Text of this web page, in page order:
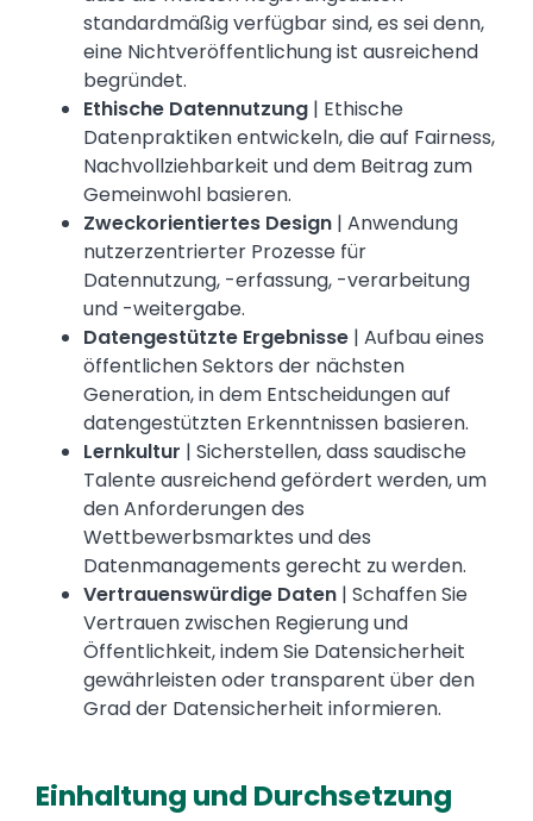
standardmäßig verfügbar sind, es sei denn,
eine Nichtveröffentlichung ist ausreichend
begründet.
Ethische Datennutzung | Ethische
Datenpraktiken entwickeln, die auf Fairness,
Nachvollziehbarkeit und dem Beitrag zum
Gemeinwohl basieren.
Zweckorientiertes Design | Anwendung
nutzerzentrierter Prozesse für
Datennutzung, -erfassung, -verarbeitung
und -weitergabe.
Datengestützte Ergebnisse | Aufbau eines
öffentlichen Sektors der nächsten
Generation, in dem Entscheidungen auf
datengestützten Erkenntnissen basieren.
Lernkultur | Sicherstellen, dass saudische
Talente ausreichend gefördert werden, um
den Anforderungen des
Wettbewerbsmarktes und des
Datenmanagements gerecht zu werden.
Vertrauenswürdige Daten | Schaffen Sie
Vertrauen zwischen Regierung und
Öffentlichkeit, indem Sie Datensicherheit
gewährleisten oder transparent über den
Grad der Datensicherheit informieren.
Einhaltung und Durchsetzung